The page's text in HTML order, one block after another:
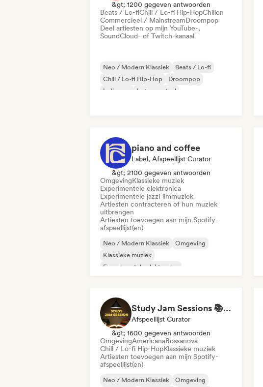
&gt; 1200 gegeven antwoorden
Beats / Lo-fiChill / Lo-fi Hip-HopChillen
Commercieel / MainstreamDroompop
Deel artiesten op mijn YouTube-,
SoundCloud- of Twitch-kanaal
Neo / Modern Klassiek
Beats / Lo-fi
Chill / Lo-fi Hip-Hop
Droompop
Indie pop
Instrumentaal
piano and coffee
Label, Afspeellijst Curator
&gt; 2100 gegeven antwoorden
OmgevingKlassieke muziek
Experimentele elektronica
Experimentele jazzFilmmuziek
Artiesten contracteren of hun muziek
uitbrengen
Artiesten toevoegen aan mijn Spotify-
afspeellijst(en)
Neo / Modern Klassiek
Omgeving
Klassieke muziek
Experimentele elektronica
Study Jam Sessions 📚 Indie Folk, Dream Pop & Singer-Songwriter
Afspeellijst Curator
&gt; 1600 gegeven antwoorden
OmgevingAmericanaBossanova
Chill / Lo-fi Hip-HopKlassieke muziek
Artiesten toevoegen aan mijn Spotify-
afspeellijst(en)
Neo / Modern Klassiek
Omgeving